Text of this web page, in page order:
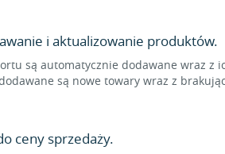
i aktualizowanie produktów.
są automatycznie dodawane wraz
są nowe towary wraz z
ceny sprzedaży.